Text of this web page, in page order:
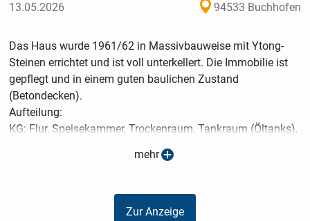
13.05.2026 94533 Buchhofen
Das Haus wurde 1961/62 in Massivbauweise mit Ytong-
Steinen errichtet und ist voll unterkellert. Die Immobilie ist
gepflegt und in einem guten baulichen Zustand
(Betondecken).
Aufteilung:
KG: Flur, Speisekammer, Trockenraum, Tankraum (Öltanks),
Sauna (elektrisch) mit Dusche, Heizraum (Buderus S315),
Kinderzimmer, Büro, WC, Wintergarten (beheizt, Baujahr ca.
mehr
Zur Anzeige